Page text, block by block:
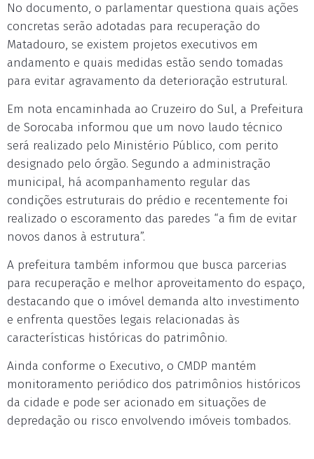
No documento, o parlamentar questiona quais ações
concretas serão adotadas para recuperação do
Matadouro, se existem projetos executivos em
andamento e quais medidas estão sendo tomadas
para evitar agravamento da deterioração estrutural.
Em nota encaminhada ao Cruzeiro do Sul, a Prefeitura
de Sorocaba informou que um novo laudo técnico
será realizado pelo Ministério Público, com perito
designado pelo órgão. Segundo a administração
municipal, há acompanhamento regular das
condições estruturais do prédio e recentemente foi
realizado o escoramento das paredes “a fim de evitar
novos danos à estrutura”.
A prefeitura também informou que busca parcerias
para recuperação e melhor aproveitamento do espaço,
destacando que o imóvel demanda alto investimento
e enfrenta questões legais relacionadas às
características históricas do patrimônio.
Ainda conforme o Executivo, o CMDP mantém
monitoramento periódico dos patrimônios históricos
da cidade e pode ser acionado em situações de
depredação ou risco envolvendo imóveis tombados.